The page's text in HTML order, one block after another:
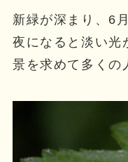
新緑が深まり、6
夜になると淡い光
景を求めて多くの